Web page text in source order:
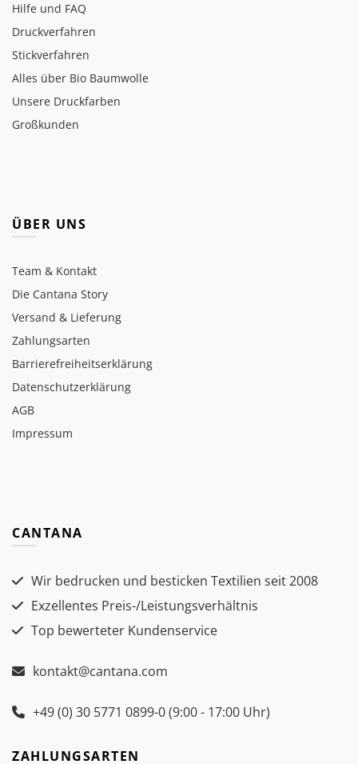
Hilfe und FAQ
Druckverfahren
Stickverfahren
Alles über Bio Baumwolle
Unsere Druckfarben
Großkunden
ÜBER UNS
Team & Kontakt
Die Cantana Story
Versand & Lieferung
Zahlungsarten
Barrierefreiheitserklärung
Datenschutzerklärung
AGB
Impressum
CANTANA
Wir bedrucken und besticken Textilien seit 2008
Exzellentes Preis-/Leistungsverhältnis
Top bewerteter Kundenservice
kontakt@cantana.com
+49 (0) 30 5771 0899-0 (9:00 - 17:00 Uhr)
ZAHLUNGSARTEN